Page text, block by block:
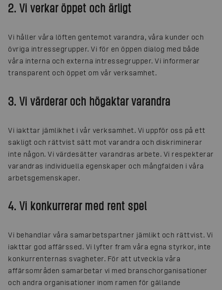
2. Vi verkar öppet och ärligt
Vi håller våra löften gentemot varandra, våra kunder och
övriga intressegrupper. Vi för en öppen dialog med både
våra interna och externa intressegrupper. Vi informerar
transparent och öppet om vår verksamhet.
3. Vi värderar och högaktar varandra
Vi iakttar jämlikhet i vår verksamhet. Vi uppför oss på ett
sakligt och rättvist sätt mot varandra och diskriminerar
inte någon. Vi värdesätter varandras arbete. Vi respekterar
varandras individuella egenskaper och mångfalden i våra
arbetsgemenskaper.
4. Vi konkurrerar med rent spel
Vi behandlar våra samarbetspartner jämlikt och rättvist. Vi
iakttar god affärssed. Vi lyfter fram våra egna styrkor, inte
konkurrenternas svagheter. För att utveckla våra
affärsområden samarbetar vi med branschorganisationer
och andra organisationer inom ramen för gällande